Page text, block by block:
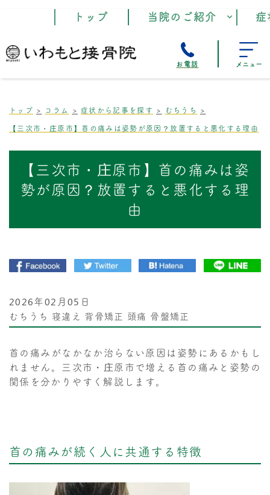
トップ 当院のご紹介
お電話 メニュー
トップ コラム 症状から記事を探す
むちうち
【三次市・庄原市】首の痛みは姿勢が原因？放置すると悪化する理由
【三次市・庄原市】首の痛みは姿
勢が原因？放置すると悪化する理
由
2026年02月05日
むちうち 寝違え 背骨矯正 頭痛 骨盤矯正
首の痛みがなかなか治らない原因は姿勢にあるかもし
れません。三次市・庄原市で増える首の痛みと姿勢の
関係を分かりやすく解説します。
首の痛みが続く人に共通する特徴